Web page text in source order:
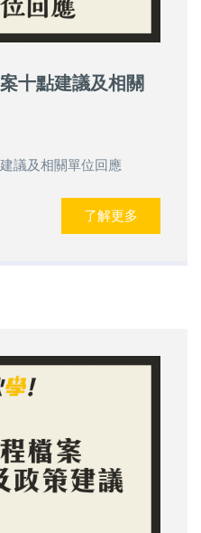
十點建議及相關
議及相關單位回應
了解更多